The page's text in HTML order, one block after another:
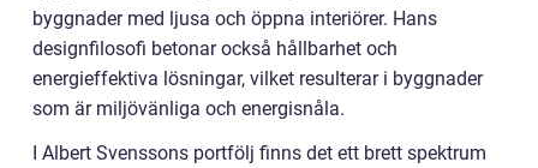
byggnader med ljusa och öppna interiörer. Hans
designfilosofi betonar också hållbarhet och
energieffektiva lösningar, vilket resulterar i byggnader
som är miljövänliga och energisnåla.
I Albert Svenssons portfölj finns det ett brett spektrum